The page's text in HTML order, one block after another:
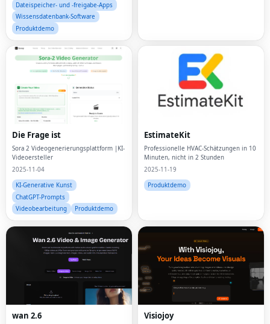
Dateispeicher- und -freigabe-Apps
Wissensdatenbank-Software
Produktdemo
Die Frage ist
Sora 2 Videogenerierungsplattform |KI-
Videoersteller
2025-11-04
KI-Generative Kunst
ChatGPT-Prompts
Videobearbeitung
Produktdemo
EstimateKit
Professionelle HVAC-Schätzungen in 10
Minuten, nicht in 2 Stunden
2025-11-19
Produktdemo
wan 2.6 Visiojoy